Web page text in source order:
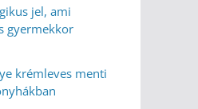
jel, ami
gyermekkor
krémleves menti